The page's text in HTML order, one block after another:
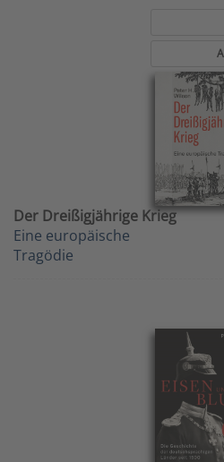
Der Dreißigjährige Krieg
Eine europäische
Tragödie